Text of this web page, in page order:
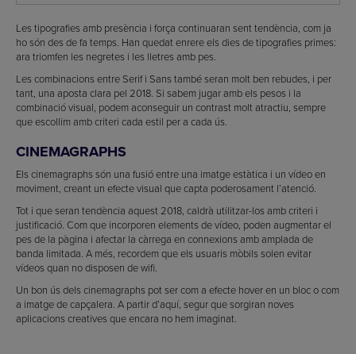
Les tipografies amb presència i força continuaran sent tendència, com ja
ho són des de fa temps. Han quedat enrere els dies de tipografies primes:
ara triomfen les negretes i les lletres amb pes.
Les combinacions entre Serif i Sans també seran molt ben rebudes, i per
tant, una aposta clara pel 2018. Si sabem jugar amb els pesos i la
combinació visual, podem aconseguir un contrast molt atractiu, sempre
que escollim amb criteri cada estil per a cada ús.
CINEMAGRAPHS
Els cinemagraphs són una fusió entre una imatge estàtica i un vídeo en
moviment, creant un efecte visual que capta poderosament l’atenció.
Tot i que seran tendència aquest 2018, caldrà utilitzar-los amb criteri i
justificació. Com que incorporen elements de vídeo, poden augmentar el
pes de la pàgina i afectar la càrrega en connexions amb amplada de
banda limitada. A més, recordem que els usuaris mòbils solen evitar
vídeos quan no disposen de wifi.
Un bon ús dels cinemagraphs pot ser com a efecte hover en un bloc o com
a imatge de capçalera. A partir d’aquí, segur que sorgiran noves
aplicacions creatives que encara no hem imaginat.